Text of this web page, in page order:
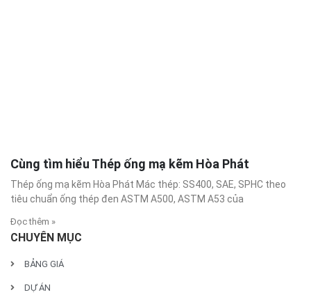
Cùng tìm hiểu Thép ống mạ kẽm Hòa Phát
Thép ống mạ kẽm Hòa Phát Mác thép: SS400, SAE, SPHC theo
tiêu chuẩn ống thép đen ASTM A500, ASTM A53 của
Đọc thêm »
CHUYÊN MỤC
BẢNG GIÁ
DỰ ÁN